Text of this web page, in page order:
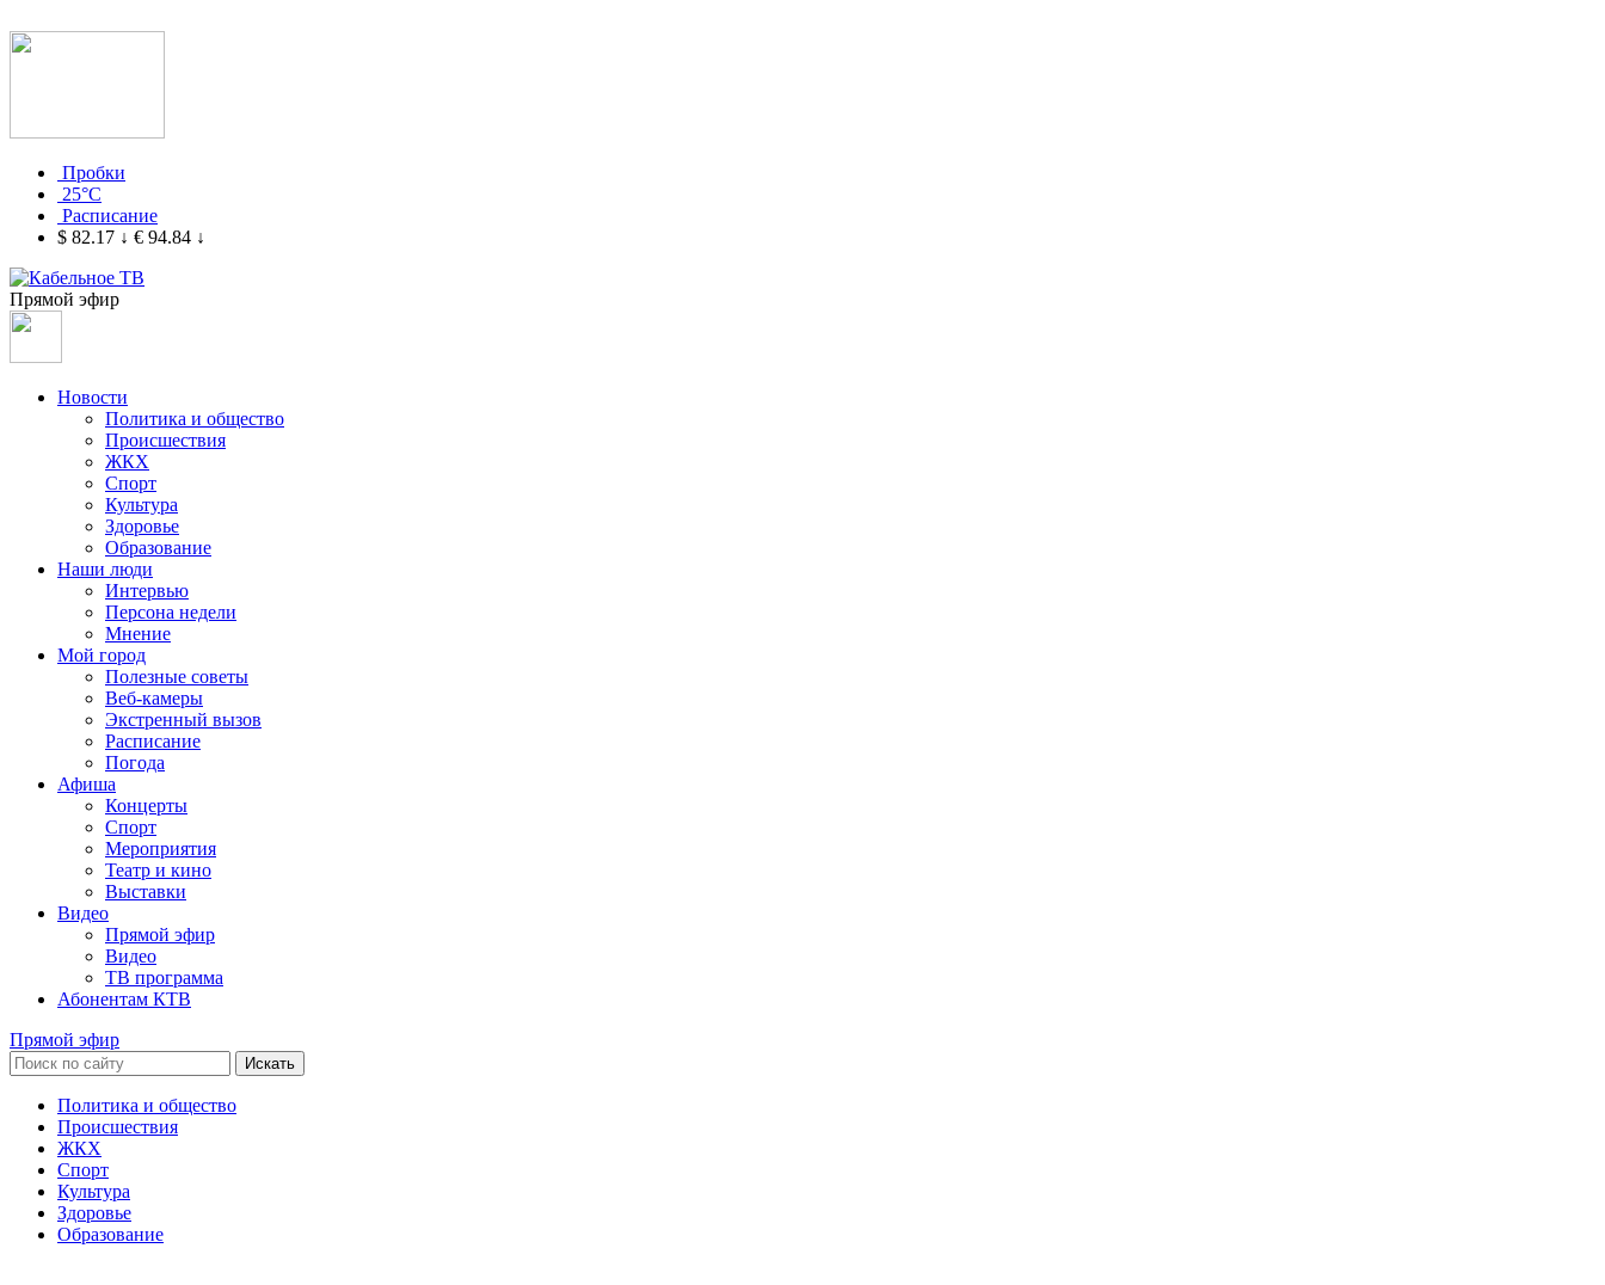
Пробки
25°C
Расписание
$ 82.17 ↓ € 94.84 ↓
Прямой эфир
Новости
Политика и общество
Происшествия
ЖКХ
Спорт
Культура
Здоровье
Образование
Наши люди
Интервью
Персона недели
Мнение
Мой город
Полезные советы
Веб-камеры
Экстренный вызов
Расписание
Погода
Афиша
Концерты
Спорт
Мероприятия
Театр и кино
Выставки
Видео
Прямой эфир
Видео
ТВ программа
Абонентам КТВ
Прямой эфир
Искать
Политика и общество
Происшествия
ЖКХ
Спорт
Культура
Здоровье
Образование